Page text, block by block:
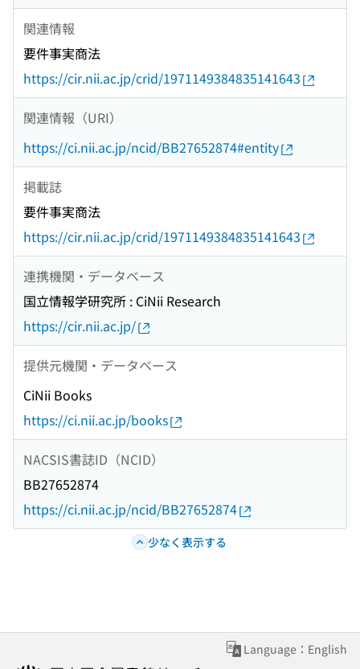
関連情報
要件事実商法
https://cir.nii.ac.jp/crid/1971149384835141643
関連情報（URI）
https://ci.nii.ac.jp/ncid/BB27652874#entity
掲載誌
要件事実商法
https://cir.nii.ac.jp/crid/1971149384835141643
連携機関・データベース
国立情報学研究所 : CiNii Research
https://cir.nii.ac.jp/
提供元機関・データベース
CiNii Books
https://ci.nii.ac.jp/books
NACSIS書誌ID（NCID）
BB27652874
https://ci.nii.ac.jp/ncid/BB27652874
少なく表示する
Language：English